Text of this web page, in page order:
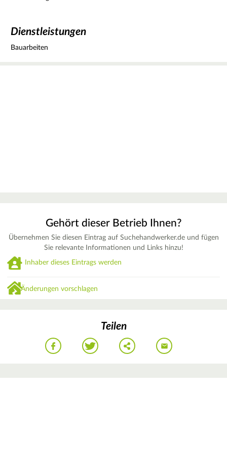
Dienstleistungen
Bauarbeiten
Gehört dieser Betrieb Ihnen?
Übernehmen Sie diesen Eintrag auf Suchehandwerker.de und fügen
Sie relevante Informationen und Links hinzu!
Inhaber dieses Eintrags werden
Änderungen vorschlagen
Teilen